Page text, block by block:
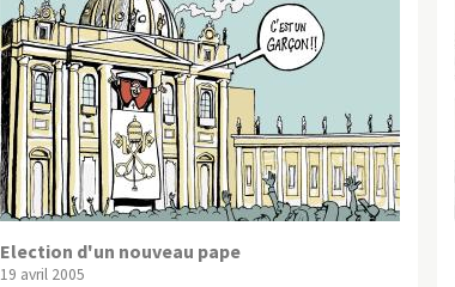
Election d'un nouveau pape
19 avril 2005